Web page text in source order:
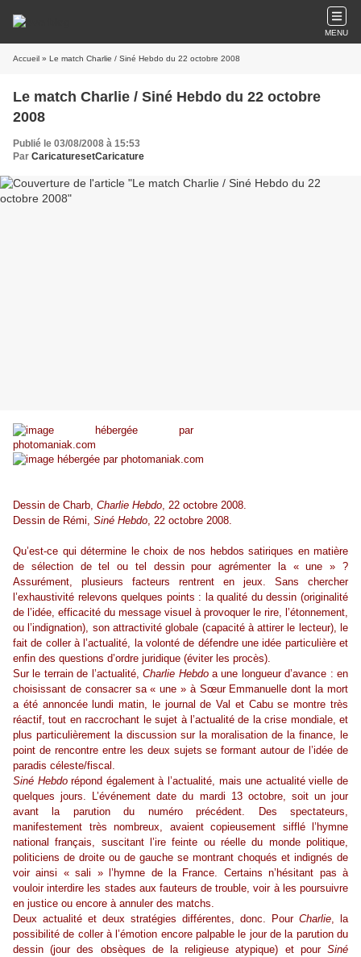
MENU
Accueil » Le match Charlie / Siné Hebdo du 22 octobre 2008
Le match Charlie / Siné Hebdo du 22 octobre
2008
Publié le 03/08/2008 à 15:53
Par CaricaturesetCaricature
Dessin de Charb, Charlie Hebdo, 22 octobre 2008.
Dessin de Rémi, Siné Hebdo, 22 octobre 2008.
Qu’est-ce qui détermine le choix de nos hebdos satiriques en matière
de sélection de tel ou tel dessin pour agrémenter la « une » ?
Assurément, plusieurs facteurs rentrent en jeux. Sans chercher
l’exhaustivité relevons quelques points : la qualité du dessin (originalité
de l’idée, efficacité du message visuel à provoquer le rire, l’étonnement,
ou l’indignation), son attractivité globale (capacité à attirer le lecteur), le
fait de coller à l’actualité, la volonté de défendre une idée particulière et
enfin des questions d’ordre juridique (éviter les procès).
Sur le terrain de l’actualité,Charlie Hebdoa une longueur d’avance : en
choisissant de consacrer sa « une » à Sœur Emmanuelle dont la mort
a été annoncée lundi matin, le journal de Val et Cabu se montre très
réactif, tout en raccrochant le sujet à l’actualité de la crise mondiale, et
plus particulièrement la discussion sur la moralisation de la finance, le
point de rencontre entre les deux sujets se formant autour de l’idée de
paradis céleste/fiscal.
Siné Hebdorépond également à l’actualité, mais une actualité vielle de
quelques jours. L’événement date du mardi 13 octobre, soit un jour
avant la parution du numéro précédent. Des spectateurs,
manifestement très nombreux, avaient copieusement sifflé l’hymne
national français, suscitant l’ire feinte ou réelle du monde politique,
politiciens de droite ou de gauche se montrant choqués et indignés de
voir ainsi « sali » l’hymne de la France. Certains n’hésitant pas à
vouloir interdire les stades aux fauteurs de trouble, voir à les poursuivre
en justice ou encore à annuler des matchs.
Deux actualité et deux stratégies différentes, donc. Pour Charlie, la
possibilité de coller à l’émotion encore palpable le jour de la parution du
dessin (jour des obsèques de la religieuse atypique) et pour Siné